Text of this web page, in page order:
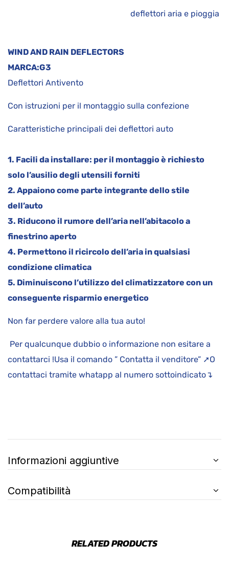
deflettori aria e pioggia
WIND AND RAIN DEFLECTORS
MARCA:G3
Deflettori Antivento
Con istruzioni per il montaggio sulla confezione
Caratteristiche principali dei deflettori auto
1. Facili da installare: per il montaggio è richiesto
solo l’ausilio degli utensili forniti
2. Appaiono come parte integrante dello stile
dell’auto
3. Riducono il rumore dell’aria nell’abitacolo a
finestrino aperto
4. Permettono il ricircolo dell’aria in qualsiasi
condizione climatica
5. Diminuiscono l’utilizzo del climatizzatore con un
conseguente risparmio energetico
Non far perdere valore alla tua auto!
Per qualcunque dubbio o informazione non esitare a
contattarci !Usa il comando ” Contatta il venditore” ➚O
contattaci tramite whatapp al numero sottoindicato↴
Informazioni aggiuntive
Compatibilità
RELATED PRODUCTS